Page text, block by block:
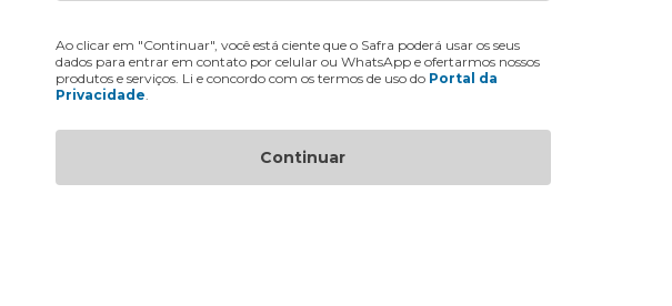
Ao clicar em "Continuar", você está ciente que o Safra poderá usar os seus
dados para entrar em contato por celular ou WhatsApp e ofertarmos nossos
produtos e serviços. Li e concordo com os termos de uso do Portal da
Privacidade
Continuar